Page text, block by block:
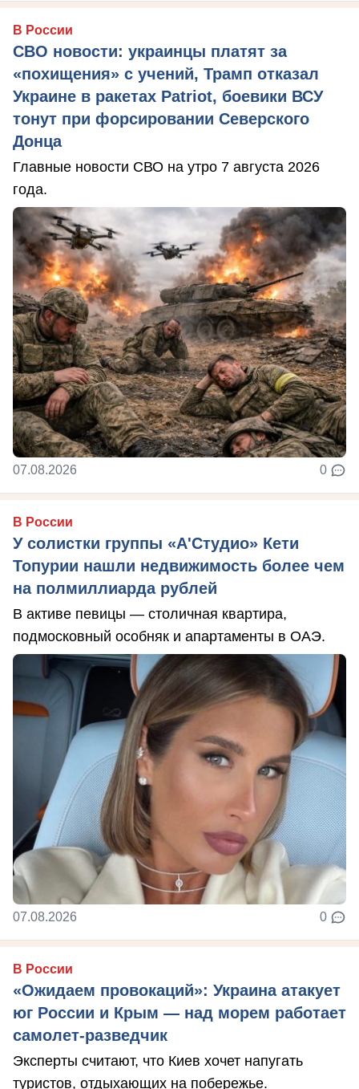
В России
СВО новости: украинцы платят за
«похищения» с учений, Трамп отказал
Украине в ракетах Patriot, боевики ВСУ
тонут при форсировании Северского
Донца
Главные новости СВО на утро 7 августа 2026
года.
07.08.2026 0
В России
У солистки группы «А'Студио» Кети
Топурии нашли недвижимость более чем
на полмиллиарда рублей
В активе певицы — столичная квартира,
подмосковный особняк и апартаменты в ОАЭ.
07.08.2026 0
В России
«Ожидаем провокаций»: Украина атакует
юг России и Крым — над морем работает
самолет-разведчик
Эксперты считают, что Киев хочет напугать
туристов, отдыхающих на побережье.